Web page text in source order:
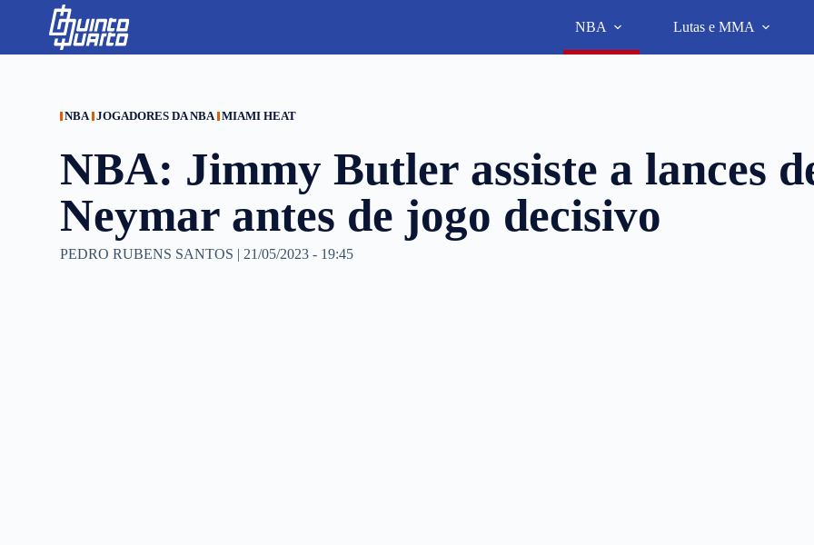
p
NBA Lutas e MMA
NBA JOGADORES DA NBA MIAMI HEAT
NBA: Jimmy Butler assiste a lances
Neymar antes de jogo decisivo
PEDRO RUBENS SANTOS | 21/05/2023 - 19:45